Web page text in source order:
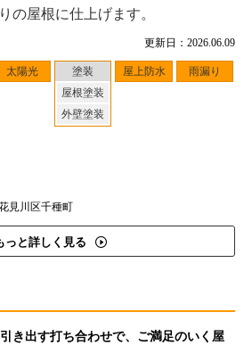
更新日：2026.06.09
太陽光
塗装
屋根塗装
外壁塗装
屋上防水 雨漏り
見川区千種町
っと詳しく見る
の屋根に仕上げます。
き出す打ち合わせで、ご満足のいく屋